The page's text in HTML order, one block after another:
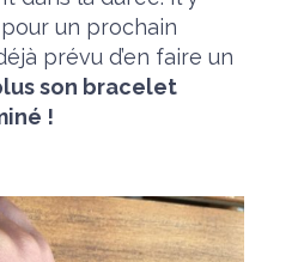
un prochain
prévu d’en faire un
son bracelet
!